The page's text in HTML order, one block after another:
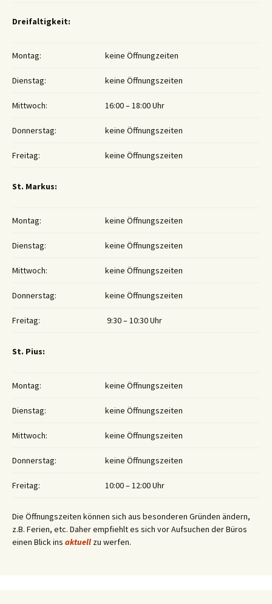
Dreifaltigkeit:
Montag: keine Öffnungzeiten
Dienstag: keine Öffnungszeiten
Mittwoch: 16:00 – 18:00 Uhr
Donnerstag: keine Öffnungszeiten
Freitag: keine Öffnungszeiten
St. Markus:
Montag: keine Öffnungszeiten
Dienstag: keine Öffnungszeiten
Mittwoch: keine Öffnungszeiten
Donnerstag: keine Öffnungszeiten
Freitag: 9:30 – 10:30 Uhr
St. Pius:
Montag: keine Öffnungszeiten
Dienstag: keine Öffnungszeiten
Mittwoch: keine Öffnungszeiten
Donnerstag: keine Öffnungszeiten
Freitag: 10:00 – 12:00 Uhr
Die Öffnungszeiten können sich aus besonderen Gründen ändern,
z.B. Ferien, etc. Daher empfiehlt es sich vor Aufsuchen der Büros
einen Blick ins aktuell zu werfen.